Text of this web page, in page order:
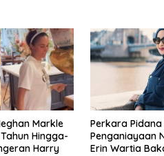
Markle
Hingga-
Harry
Perkara
Penganiayaan
Erin Wartia